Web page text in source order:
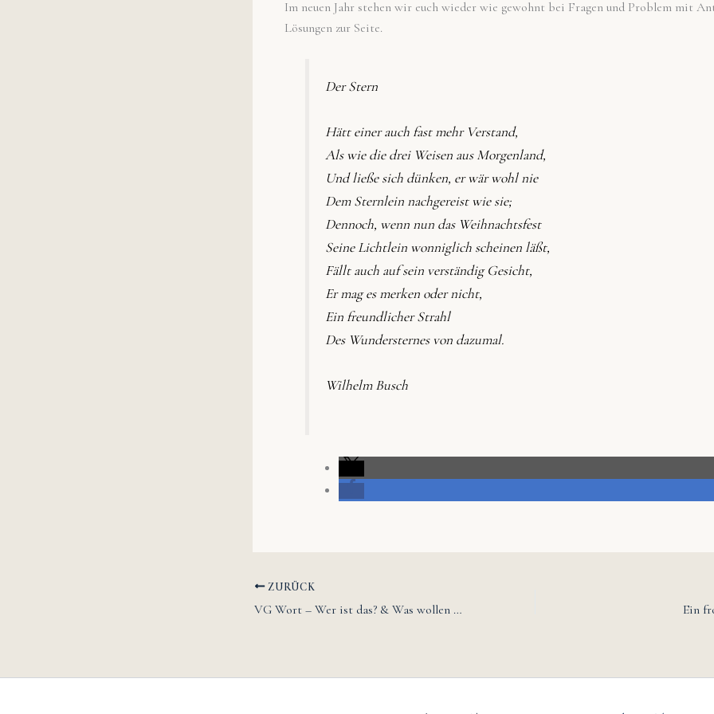
Im neuen Jahr stehen wir euch wieder wie gewohnt bei Fragen und Problem mit
Lösungen zur Seite.
Der Stern
Hätt einer auch fast mehr Verstand,
Als wie die drei Weisen aus Morgenland,
Und ließe sich dünken, er wär wohl nie
Dem Sternlein nachgereist wie sie;
Dennoch, wenn nun das Weihnachtsfest
Seine Lichtlein wonniglich scheinen läßt,
Fällt auch auf sein verständig Gesicht,
Er mag es merken oder nicht,
Ein freundlicher Strahl
Des Wundersternes von dazumal.
Wilhelm Busch
ZURÜCK
VG Wort – Wer ist das? & Was wollen die? Ein